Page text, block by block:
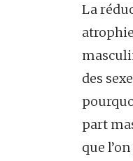
La
des
part
que